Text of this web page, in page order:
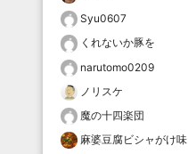
Syu0607
くれないか豚を
narutomo0209
ノリスケ
魔の十四楽団
麻婆豆腐ビシャがけ味